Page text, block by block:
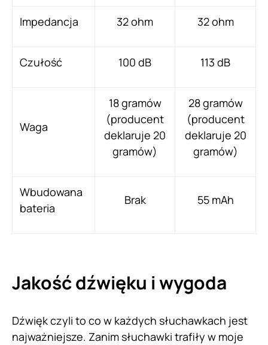
Impedancja 32 ohm 32 ohm
Czułość 100 dB 113 dB
Waga
18 gramów
(producent
deklaruje 20
gramów)
28 gramów
(producent
deklaruje 20
gramów)
Wbudowana
bateria
Brak 55 mAh
Jakość dźwięku i wygoda
Dźwięk czyli to co w każdych słuchawkach jest
najważniejsze. Zanim słuchawki trafiły w moje